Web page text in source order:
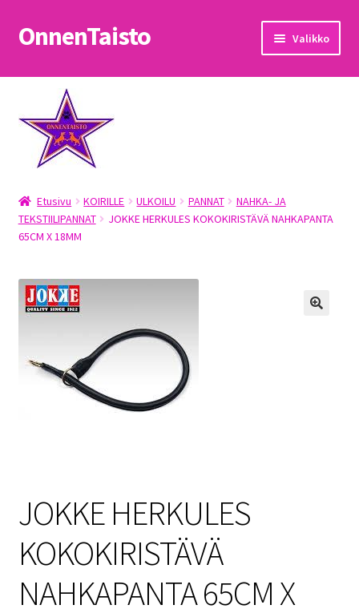
Siirry
navigointiin
Siirry
sisältöön
OnnenTaisto Valikko
Etusivu
Kassa
Oma tili
OnnenTaisto
Palautukset
Sulo
Tietosuojaseloste
Uutisia
Etusivu KOIRILLE ULKOILU PANNAT
NAHKA- JA
TEKSTIILIPANNAT
JOKKE HERKULES KOKOKIRISTÄVÄ NAHKAPANTA
65CM X 18MM
JOKKE HERKULES
KOKOKIRISTÄVÄ
NAHKAPANTA 65CM X